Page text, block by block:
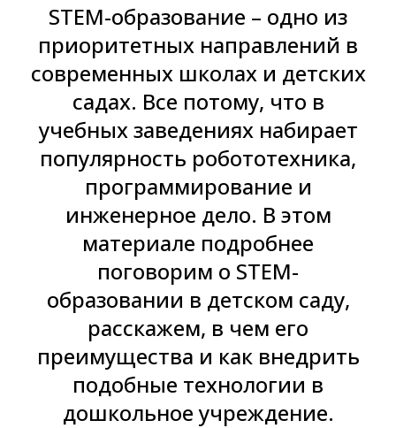
STEM-образование – одно из
приоритетных направлений в
современных школах и детских
садах. Все потому, что в
учебных заведениях набирает
популярность робототехника,
программирование и
инженерное дело. В этом
материале подробнее
поговорим о STEM-
образовании в детском саду,
расскажем, в чем его
преимущества и как внедрить
подобные технологии в
дошкольное учреждение.